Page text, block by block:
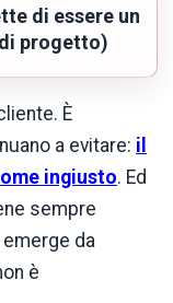
di essere un
progetto)
È
a evitare: il
ingiusto. Ed
sempre
da
è